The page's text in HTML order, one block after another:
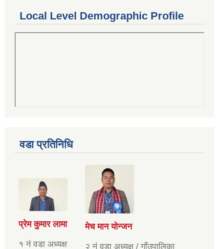
Local Level Demographic Profile
वडा प्रतिनिधि
प्रेम कुमार लामा
१ नं वडा अध्यक्ष
मेच मान योन्जन
२ नं वडा अध्यक्ष / गाँउपालिका